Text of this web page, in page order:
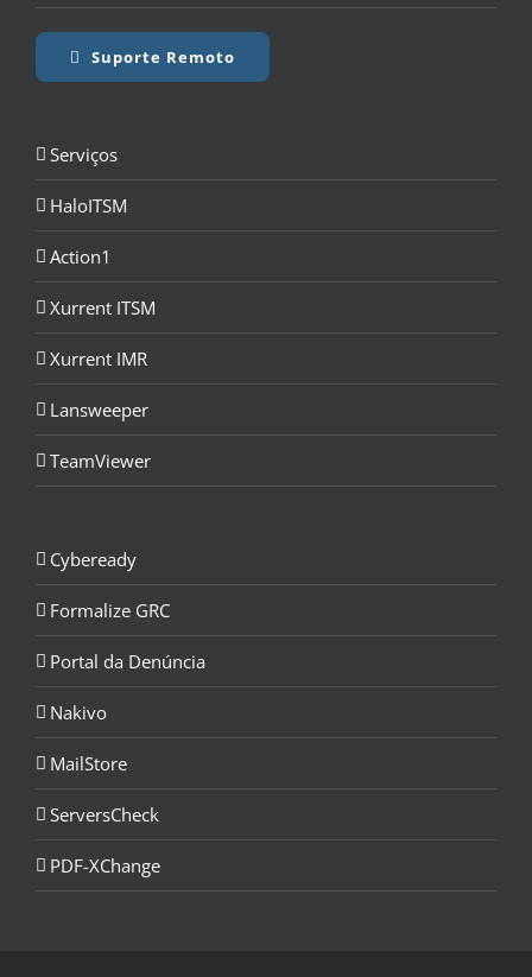
Suporte Remoto
Serviços
HaloITSM
Action1
Xurrent ITSM
Xurrent IMR
Lansweeper
TeamViewer
Cybeready
Formalize GRC
Portal da Denúncia
Nakivo
MailStore
ServersCheck
PDF-XChange